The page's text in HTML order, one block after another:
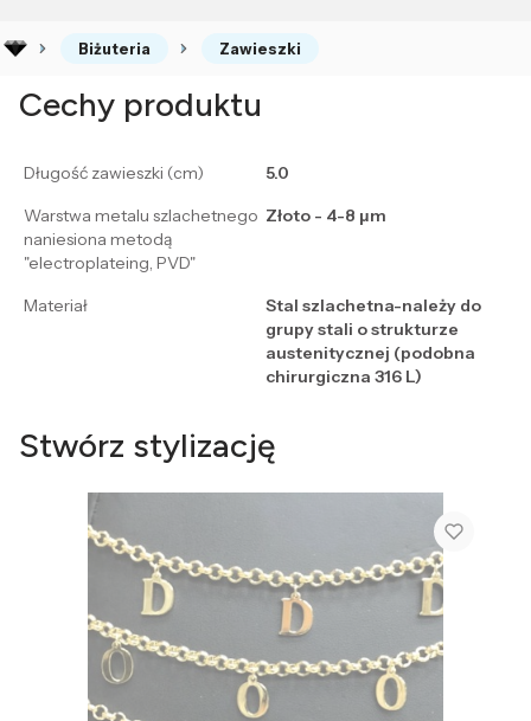
Biżuteria Zawieszki
Cechy produktu
Długość zawieszki (cm)
5.0
Warstwa metalu szlachetnego
naniesiona metodą
"electroplateing, PVD"
Złoto - 4-8 μm
Materiał
Stal szlachetna-należy do
grupy stali o strukturze
austenitycznej (podobna
chirurgiczna 316 L)
Stwórz stylizację